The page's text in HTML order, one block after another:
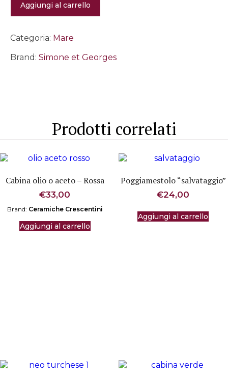
spiaggia
Transat
Lampone
Aggiungi al carrello
Categoria: Mare
Brand: Simone et Georges
Prodotti correlati
Cabina olio o aceto – Rossa
€33,00
Brand: Ceramiche Crescentini
Aggiungi al carrello
Poggiamestolo “salvataggio”
€24,00
Aggiungi al carrello